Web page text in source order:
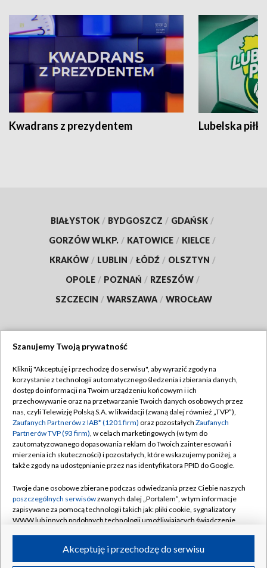
Kwadrans z prezydentem Lubelska piłka
BIAŁYSTOK / BYDGOSZCZ / GDAŃSK /
GORZÓW WLKP. / KATOWICE / KIELCE /
KRAKÓW / LUBLIN / ŁÓDŹ / OLSZTYN /
OPOLE / POZNAŃ / RZESZÓW /
SZCZECIN / WARSZAWA / WROCŁAW
TVP
Abonament TVP
Emisja w TVP
Centrum informacji TVP
Naziemna Telewizja Cyfrowa
Rada Programowa
System NOS
Informacje o nadawcy
Program dla prasy
Regulamin TVP
Polityka prywatności
Moje zgody
Pomoc
Kontakt
Kanały
Szanujemy Twoją prywatność
Kliknij "Akceptuję i przechodzę do serwisu", aby wyrazić zgody na
korzystanie z technologii automatycznego śledzenia i zbierania danych,
dostęp do informacji na Twoim urządzeniu końcowym i ich
przechowywanie oraz na przetwarzanie Twoich danych osobowych przez
nas, czyli Telewizję Polską S.A. w likwidacji (zwaną dalej również „TVP”),
Zaufanych Partnerów z IAB* (1201 firm) oraz pozostałych Zaufanych
Partnerów TVP (93 firm), w celach marketingowych (w tym do
zautomatyzowanego dopasowania reklam do Twoich zainteresowań i
mierzenia ich skuteczności) i pozostałych, które wskazujemy poniżej, a
także zgody na udostępnianie przez nas identyfikatora PPID do Google.
Twoje dane osobowe zbierane podczas odwiedzania przez Ciebie naszych
poszczególnych serwisówzwanych dalej „Portalem”, w tym informacje
zapisywane za pomocą technologii takich jak: pliki cookie, sygnalizatory
WWW lub innych podobnych technologii umożliwiających świadczenie
ruchu w Internecie.Akceptuję i przechodzę do serwisu